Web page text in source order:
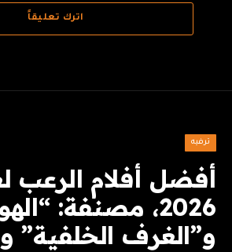
اترك تعليقاً
ترفيه
أفضل أفلام الرعب
2026، مصنفة:
و”الغرف الخلفية”